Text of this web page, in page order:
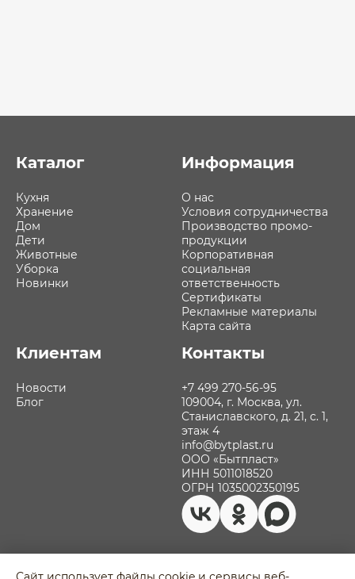
Каталог
Кухня
Хранение
Дом
Дети
Животные
Уборка
Новинки
Информация
О нас
Условия сотрудничества
Производство промо-
продукции
Корпоративная
социальная
ответственность
Сертификаты
Рекламные материалы
Карта сайта
Клиентам
Новости
Блог
Контакты
+7 499 270-56-95
109004, г. Москва, ул.
Станиславского, д. 21, с. 1,
этаж 4
info@bytplast.ru
ООО «Бытпласт»
ИНН 5011018520
ОГРН 1035002350195